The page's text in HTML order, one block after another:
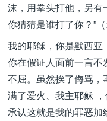
沫，用拳头打他，另有
你猜猜是谁打了你？”（
我的耶稣，你是默西亚
你在假证人面前一言
不屈。虽然挨了侮骂
满了爱火、我主耶稣
承认这就是我的罪恶